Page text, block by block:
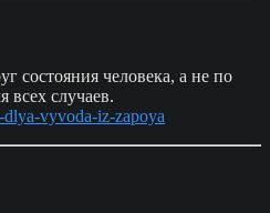
состояния человека, а не по
всех случаев.
dlya-vyvoda-iz-zapoya